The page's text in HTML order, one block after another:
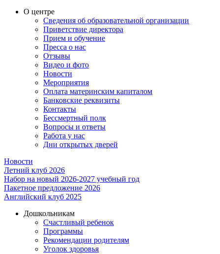
О центре
Сведения об образовательной организации
Приветствие директора
Прием и обучение
Пресса о нас
Отзывы
Видео и фото
Новости
Мероприятия
Оплата материнским капиталом
Банковские реквизиты
Контакты
Бессмертный полк
Вопросы и ответы
Работа у нас
Дни открытых дверей
Новости
Летний клуб 2026
Набор на новый 2026-2027 учебный год
Пакетное предложение 2026
Английский клуб 2025
Дошкольникам
Счастливый ребенок
Программы
Рекомендации родителям
Уголок здоровья